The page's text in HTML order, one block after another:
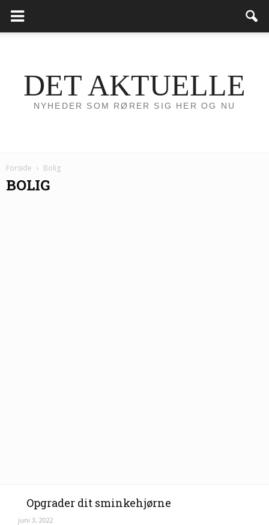
DET AKTUELLE
NYHEDER SOM RØRER SIG HER OG NU
Forside Bolig
BOLIG
Opgrader dit sminkehjørne
juni 3, 2022